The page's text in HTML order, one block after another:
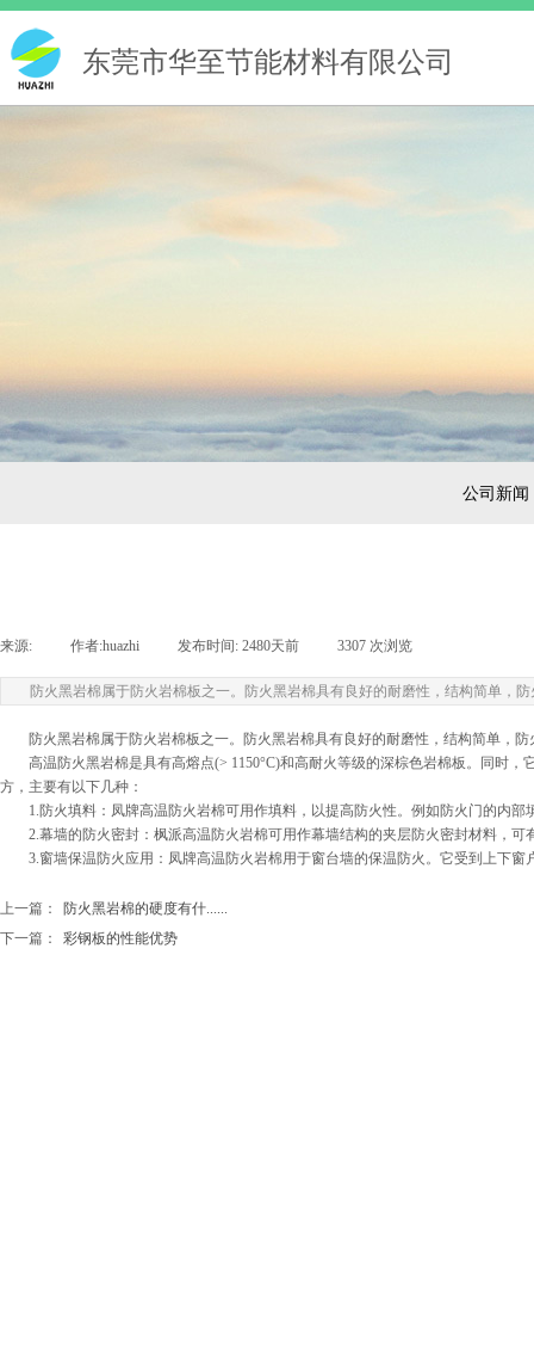
东莞市华至节能材料有限公司
公司新闻
来源: 作者:huazhi 发布时间: 2480天前 3307 次浏览
防火黑岩棉属于防火岩棉板之一。防火黑岩棉具有良好的耐磨性，结构简单，
防火黑岩棉属于防火岩棉板之一。防火黑岩棉具有良好的耐磨性，结构简单，防
高温防火黑岩棉是具有高熔点(> 1150°C)和高耐火等级的深棕色岩棉板。同时，
方，主要有以下几种：
1.防火填料：凤牌高温防火岩棉可用作填料，以提高防火性。例如防火门的内部
2.幕墙的防火密封：枫派高温防火岩棉可用作幕墙结构的夹层防火密封材料，可
3.窗墙保温防火应用：凤牌高温防火岩棉用于窗台墙的保温防火。它受到上下窗
上一篇：
防火黑岩棉的硬度有什......
下一篇：
彩钢板的性能优势